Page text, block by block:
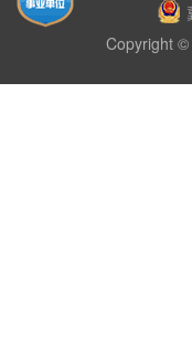
Copyright ©